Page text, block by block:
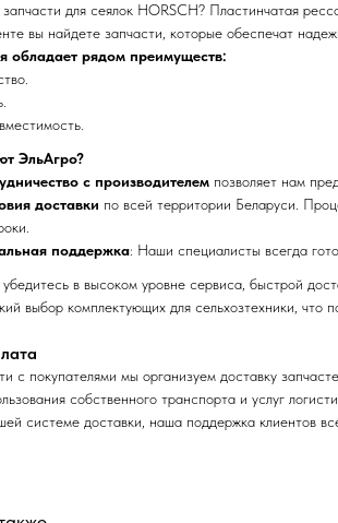
для сеялок HORSCH? Пластинчатая
вы найдете запчасти, которые обеспечат
обладает рядом преимуществ:
ЭльАгро?
с производителем позволяет нам
доставки по всей территории Беларуси.
поддержка: Наши специалисты всегда
в высоком уровне сервиса, быстрой
выбор комплектующих для сельхозтехники, что
с покупателями мы организуем доставку
собственного транспорта и услуг
системе доставки, наша поддержка клиентов